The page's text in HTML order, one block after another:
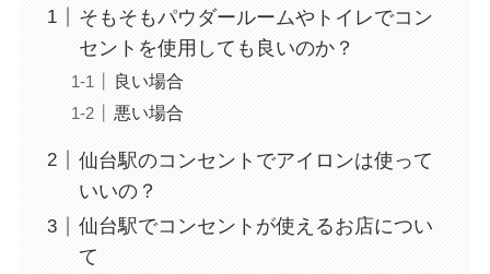
そもそもパウダールームやトイレでコン
セントを使用しても良いのか？
良い場合
悪い場合
仙台駅のコンセントでアイロンは使って
いいの？
仙台駅でコンセントが使えるお店につい
て